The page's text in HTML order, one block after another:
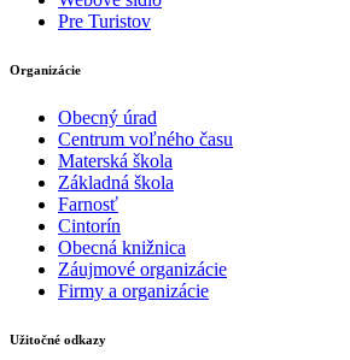
Pre Turistov
Organizácie
Obecný úrad
Centrum voľného času
Materská škola
Základná škola
Farnosť
Cintorín
Obecná knižnica
Záujmové organizácie
Firmy a organizácie
Užitočné odkazy